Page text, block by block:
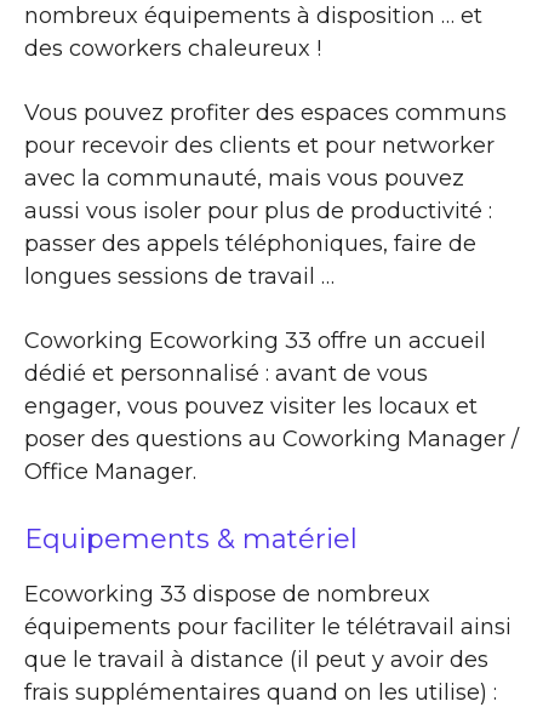
nombreux équipements à disposition … et
des coworkers chaleureux !
Vous pouvez profiter des espaces communs
pour recevoir des clients et pour networker
avec la communauté, mais vous pouvez
aussi vous isoler pour plus de productivité :
passer des appels téléphoniques, faire de
longues sessions de travail …
Coworking Ecoworking 33 offre un accueil
dédié et personnalisé : avant de vous
engager, vous pouvez visiter les locaux et
poser des questions au Coworking Manager /
Office Manager.
Equipements & matériel
Ecoworking 33 dispose de nombreux
équipements pour faciliter le télétravail ainsi
que le travail à distance (il peut y avoir des
frais supplémentaires quand on les utilise) :